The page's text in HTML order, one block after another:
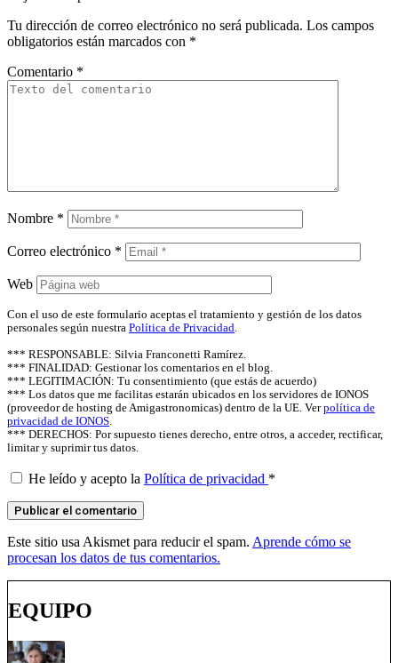
Tu dirección de correo electrónico no será publicada. Los campos
obligatorios están marcados con *
Comentario *
Nombre *
Correo electrónico *
Web
Con el uso de este formulario aceptas el tratamiento y gestión de los datos
personales según nuestra Política de Privacidad.
*** RESPONSABLE: Silvia Franconetti Ramírez.
*** FINALIDAD: Gestionar los comentarios en el blog.
*** LEGITIMACIÓN: Tu consentimiento (que estás de acuerdo)
*** Los datos que me facilitas estarán ubicados en los servidores de IONOS
(proveedor de hosting de Amigastronomicas) dentro de la UE. Verpolítica de
privacidad de IONOS.
*** DERECHOS: Por supuesto tienes derecho, entre otros, a acceder, rectificar,
limitar y suprimir tus datos.
He leído y acepto la Política de privacidad *
Este sitio usa Akismet para reducir el spam. Aprende cómo se
procesan los datos de tus comentarios.
EQUIPO